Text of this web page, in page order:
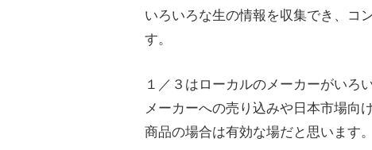
いろいろな生の情報を収集でき、コ
す。
１／３はローカルのメーカーがいろ
メーカーへの売り込みや日本市場向
商品の場合は有効な場だと思います。